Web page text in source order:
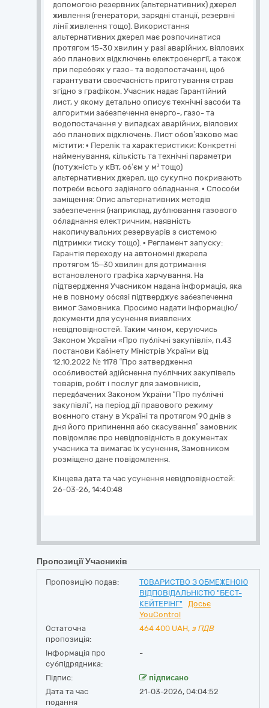
допомогою резервних (альтернативних) джерел
живлення (генератори, зарядні станції, резервні
лінії живлення тощо). Використання
альтернативних джерел має розпочинатися
протягом 15-30 хвилин у разі аварійних, віялових
або планових відключень електроенергії, а також
при перебоях у газо- та водопостачанні, щоб
гарантувати своєчасність приготування страв
згідно з графіком. Учасник надає Гарантійний
лист, у якому детально описує технічні засоби та
алгоритми забезпечення енерго-, газо- та
водопостачання у випадках аварійних, віялових
або планових відключень. Лист обов’язково має
містити: • Перелік та характеристики: Конкретні
найменування, кількість та технічні параметри
(потужність у кВт, об’єм у м³ тощо)
альтернативних джерел, що сукупно покривають
потреби всього задіяного обладнання. • Способи
заміщення: Опис альтернативних методів
забезпечення (наприклад, дублювання газового
обладнання електричним, наявність
накопичувальних резервуарів з системою
підтримки тиску тощо). • Регламент запуску:
Гарантія переходу на автономні джерела
протягом 15–30 хвилин для дотримання
встановленого графіка харчування. На
підтвердження Учасником надана інформація, яка
не в повному обсязі підтверджує забезпечення
вимог Замовника. Просимо надати інформацію/
документи для усунення виявлених
невідповідностей. Таким чином, керуючись
Законом України «Про публічні закупівлі», п.43
постанови Кабінету Міністрів України від
12.10.2022 № 1178 “Про затвердження
особливостей здійснення публічних закупівель
товарів, робіт і послуг для замовників,
передбачених Законом України “Про публічні
закупівлі”, на період дії правового режиму
воєнного стану в Україні та протягом 90 днів з
дня його припинення або скасування” замовник
повідомляє про невідповідність в документах
учасника та вимагає їх усунення, Замовником
розміщено дане повідомлення.
Кінцева дата та час усунення невідповідностей:
26-03-26, 14:40:48
Пропозиції Учасників
Пропозицію подав:
ТОВАРИСТВО З ОБМЕЖЕНОЮ
ВІДПОВІДАЛЬНІСТЮ "БЕСТ-
КЕЙТЕРІНГ"
Досьє
YouControl
Остаточна
пропозиція:
464 400 UAH, з ПДВ
Інформація про
субпідрядника:
-
Підпис:
підписано
Дата та час
подання
21-03-2026, 04:04:52